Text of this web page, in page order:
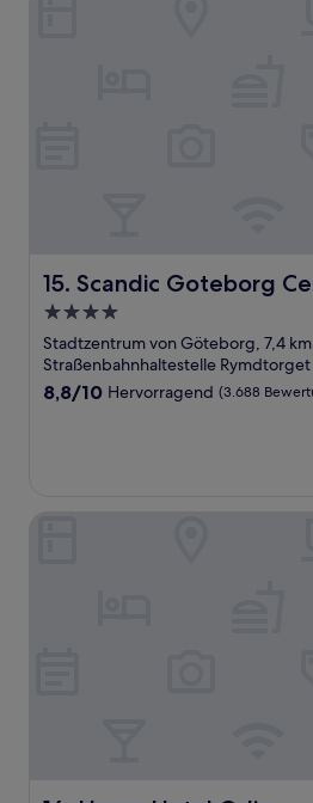
15. Scandic Goteborg
Scandic Goteborg Central
4.0-
Sterne-
Unterkunft
Stadtzentrum von Göteborg, 7,4
Straßenbahnhaltestelle
8.8
8,8/10 Hervorragend (3.688